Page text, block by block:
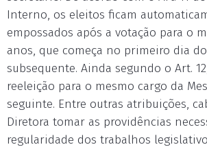
Interno, os eleitos ficam
empossados após a votação para o
anos, que começa no primeiro dia
subsequente. Ainda segundo o Art.
reeleição para o mesmo cargo da
seguinte. Entre outras atribuições,
Diretora tomar as providências
regularidade dos trabalhos